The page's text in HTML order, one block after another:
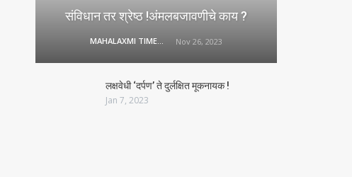
संविधान तर श्रेष्ठ !अंमलबजावणीचे काय ?
MAHALAXMI TIMES Nov 26, 2023
लक्षवेधी ‘दर्पण’ ते दुर्लक्षित मूकनायक !
Jan 7, 2023